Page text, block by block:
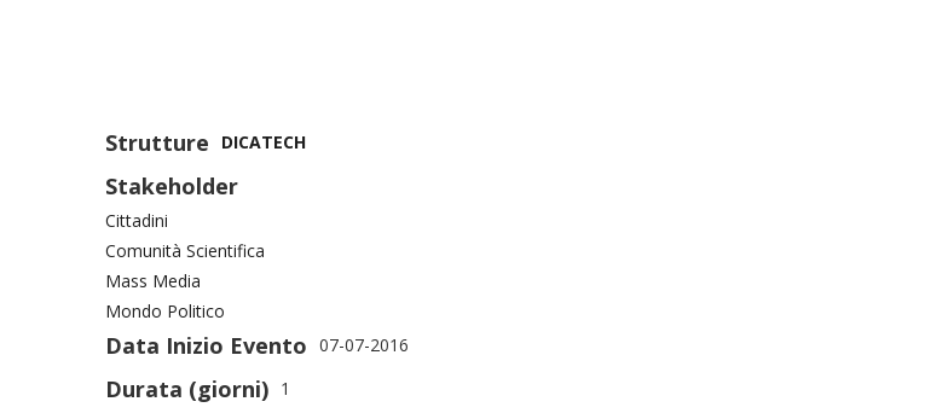
Strutture DICATECH
Stakeholder
Cittadini
Comunità Scientifica
Mass Media
Mondo Politico
Data Inizio Evento 07-07-2016
Durata (giorni) 1